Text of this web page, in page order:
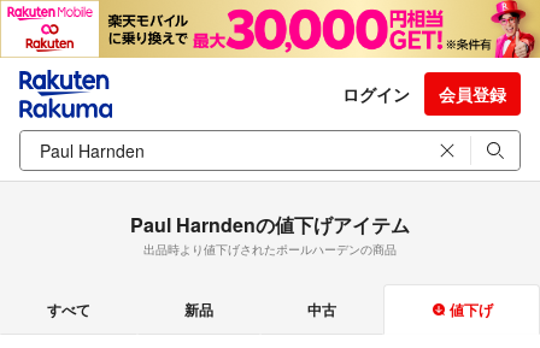
ログイン 会員登録
Paul Harndenの値下げアイテム
出品時より値下げされたポールハーデンの商品
すべて 新品 中古 値下げ